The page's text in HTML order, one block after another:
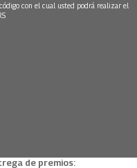
con el cual usted podrá realizar el
de premios: